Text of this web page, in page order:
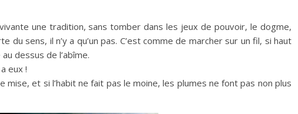
une tradition, sans tomber dans les jeux de pouvoir, le dogme,
du sens, il n’y a qu’un pas. C’est comme de marcher sur un fil, si haut
dessus de l’abîme.
eux !
mise, et si l’habit ne fait pas le moine, les plumes ne font pas non plus